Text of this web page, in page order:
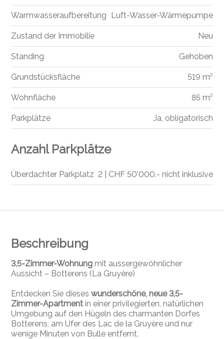
Beschreibung
3,5-Zimmer-Wohnung mit aussergewöhnlicher
Aussicht – Botterens (La Gruyère)
Entdecken Sie dieseswunderschöne, neue 3,5-
Zimmer-Apartment in einer privilegierten, natürlichen
Umgebung auf den Hügeln des charmanten Dorfes
Botterens, am Ufer des Lac de la Gruyère und nur
wenige Minuten von Bulle entfernt.
Warmwasseraufbereitung Luft-Wasser-Wärmepumpe
Zustand der Immobilie Neu
Standing Gehoben
Grundstücksfläche 519 m²
Wohnfläche 85 m²
Parkplätze Ja, obligatorisch
Anzahl Parkplätze
Überdachter Parkplatz 2 | CHF 50'000.- nicht inklusive